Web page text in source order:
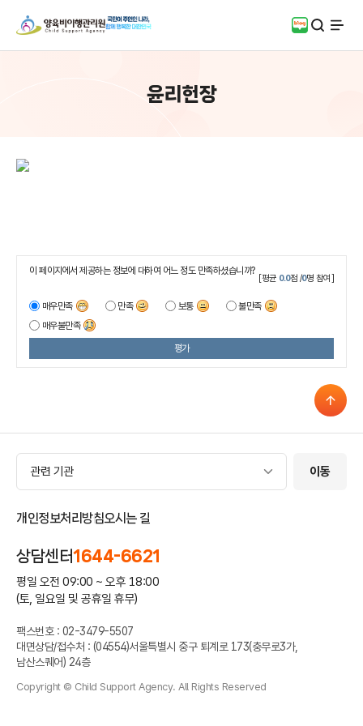
블로그검색
전체
윤리헌장
이 페이지에서 제공하는 정보에 대하여 어느 정도 만족하셨습니까?
[평균 0.0점 /0명 참여]
매우만족 만족 보통
불만족
매우불만족
평가
관련 기관
관련 기관 이동
개인정보처리방침오시는 길
상담센터1644-6621
평일 오전 09:00 ~ 오후 18:00
(토, 일요일 및 공휴일 휴무)
대면상담/접수처 : (04554)서울특별시 중구 퇴계로 173(충무로3가,
남산스퀘어) 24층
팩스번호 : 02-3479-5507
Copyright © Child Support Agency. All Rights Reserved